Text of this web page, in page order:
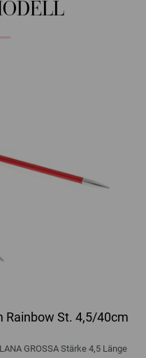
Rainbow St. 4,5/40cm
GROSSA Stärke 4,5 Länge